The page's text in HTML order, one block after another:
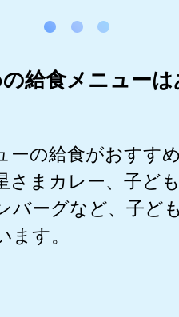
給食メニュー
ーの給食がおすす
さまカレー、子ど
バーグなど、子ど
ます。